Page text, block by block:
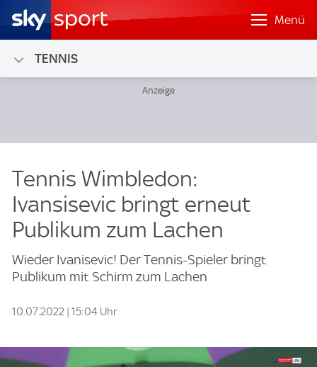
Menü
TENNIS
Tennis Wimbledon:
Ivansisevic bringt erneut
Publikum zum Lachen
Wieder Ivanisevic! Der Tennis-Spieler bringt
Publikum mit Schirm zum Lachen
10.07.2022 | 15:04 Uhr